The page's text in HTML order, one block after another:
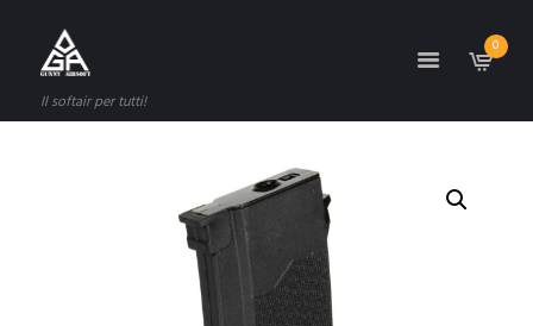
Il softair per tutti!
0